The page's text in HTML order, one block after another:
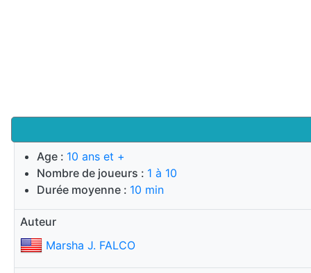
Age : 10 ans et +
Nombre de joueurs : 1 à 10
Durée moyenne : 10 min
Auteur
Marsha J. FALCO